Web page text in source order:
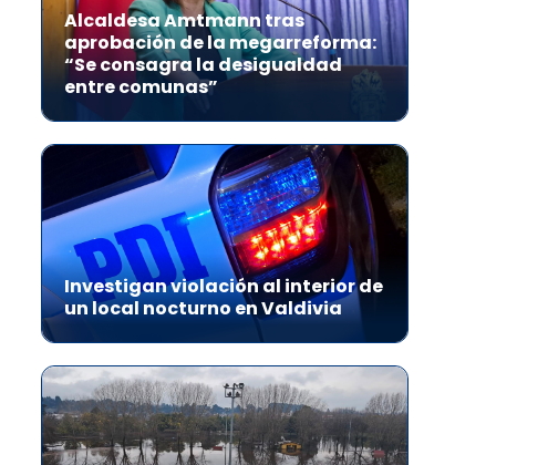
Alcaldesa Amtmann tras
aprobación de la megarreforma:
“Se consagra la desigualdad
entre comunas”
Investigan violación al interior de
un local nocturno en Valdivia